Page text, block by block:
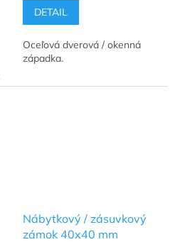
5,0
5
hviezdičiek.
DETAIL
Oceľová dverová / okenná
západka.
Nábytkový / zásuvkový
zámok 40x40 mm